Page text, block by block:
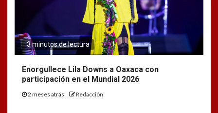
3 minutos de lectura
Enorgullece Lila Downs a Oaxaca con
participación en el Mundial 2026
2 meses atrás Redacción